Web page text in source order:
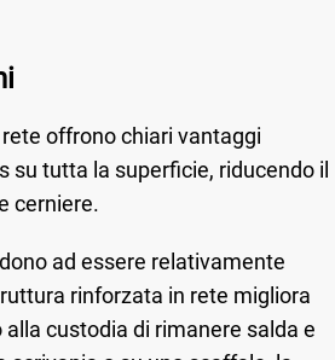
offrono chiari vantaggi
su tutta la superficie, riducendo il
cerniere.
ad essere relativamente
rinforzata in rete migliora
custodia di rimanere salda e